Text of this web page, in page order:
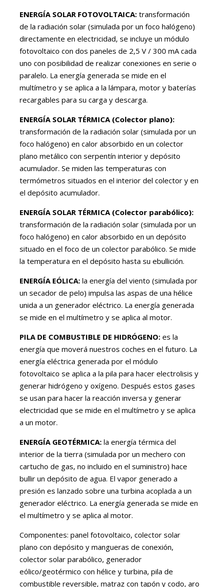
ENERGÍA SOLAR FOTOVOLTAICA: transformación
de la radiación solar (simulada por un foco halógeno)
directamente en electricidad, se incluye un módulo
fotovoltaico con dos paneles de 2,5 V / 300 mA cada
uno con posibilidad de realizar conexiones en serie o
paralelo. La energía generada se mide en el
multímetro y se aplica a la lámpara, motor y baterías
recargables para su carga y descarga.
ENERGÍA SOLAR TÉRMICA (Colector plano):
transformación de la radiación solar (simulada por un
foco halógeno) en calor absorbido en un colector
plano metálico con serpentín interior y depósito
acumulador. Se miden las temperaturas con
termómetros situados en el interior del colector y en
el depósito acumulador.
ENERGÍA SOLAR TÉRMICA (Colector parabólico):
transformación de la radiación solar (simulada por un
foco halógeno) en calor absorbido en un depósito
situado en el foco de un colector parabólico. Se mide
la temperatura en el depósito hasta su ebullición.
ENERGÍA EÓLICA: la energía del viento (simulada por
un secador de pelo) impulsa las aspas de una hélice
unida a un generador eléctrico. La energía generada
se mide en el multímetro y se aplica al motor.
PILA DE COMBUSTIBLE DE HIDRÓGENO: es la
energía que moverá nuestros coches en el futuro. La
energía eléctrica generada por el módulo
fotovoltaico se aplica a la pila para hacer electrolisis y
generar hidrógeno y oxígeno. Después estos gases
se usan para hacer la reacción inversa y generar
electricidad que se mide en el multímetro y se aplica
a un motor.
ENERGÍA GEOTÉRMICA: la energía térmica del
interior de la tierra (simulada por un mechero con
cartucho de gas, no incluido en el suministro) hace
bullir un depósito de agua. El vapor generado a
presión es lanzado sobre una turbina acoplada a un
generador eléctrico. La energía generada se mide en
el multímetro y se aplica al motor.
Componentes: panel fotovoltaico, colector solar
plano con depósito y mangueras de conexión,
colector solar parabólico, generador
eólico/geotérmico con hélice y turbina, pila de
combustible reversible, matraz con tapón y codo, aro